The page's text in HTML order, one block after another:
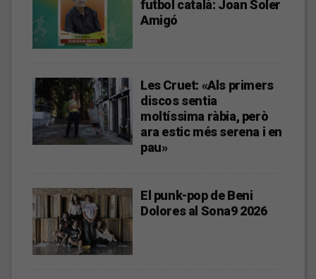
futbol català: Joan Soler
Amigó
Les Cruet: «Als primers
discos sentia
moltíssima ràbia, però
ara estic més serena i en
pau»
El punk-pop de Beni
Dolores al Sona9 2026